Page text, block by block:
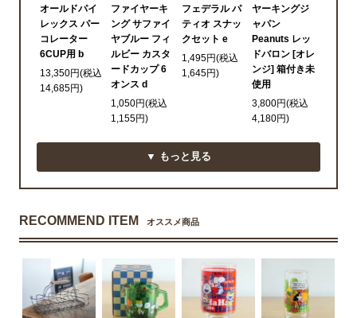
オールドパイ
レックス パー
コレーター
6CUP用 b
13,350円(税込
14,685円)
ファイヤーキ
ング サファイ
ヤブルー フィ
ルビー カスタ
ードカップ 6
オンス d
1,050円(税込
1,155円)
フェデラル パ
ティオ スナッ
クセット e
1,495円(税込
1,645円)
ヤーキングジ
ャパン
Peanuts レッ
ドバロン [オレ
ンジ] 箱付き未
使用
3,800円(税込
4,180円)
▼ もっと見る
RECOMMEND ITEM オススメ商品